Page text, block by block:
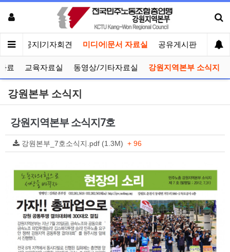
인 공지|기자회견 미디어|문서 자료실 공유게시판 선거
료 교육자료실 동영상/기타자료실 강원지역본부 소식지
강원본부 소식지
강원지역본부 소식지7호
강원본부_7호소식지.pdf (1.3M) + 96